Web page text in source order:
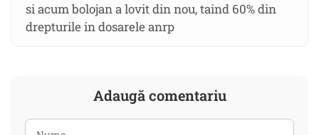
si acum bolojan a lovit din nou, taind 60% din
drepturile in dosarele anrp
Adaugă comentariu